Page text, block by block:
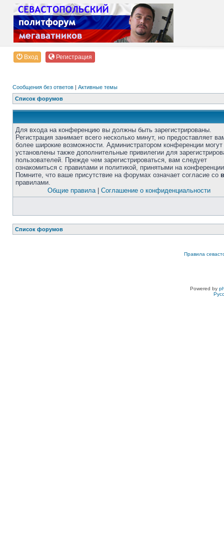
Вход Регистрация
Сообщения без ответов | Активные темы
Список форумов
Для входа на конференцию вы должны быть зарегистрированы.
Регистрация занимает всего несколько минут, но предоставляет
более широкие возможности. Администратором конференции
установлены также дополнительные привилегии для
пользователей. Прежде чем зарегистрироваться, вам следует
ознакомиться с правилами и политикой, принятыми на
Помните, что ваше присутствие на форумах означает согласие со
правилами.
Общие правила| Соглашение о конфиденциальности
Список форумов
Правила
Powered by